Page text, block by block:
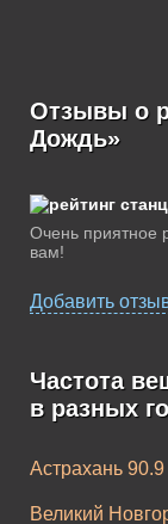
Отзывы о
Дождь»
Очень приятное
вам!
Добавить
Частота
в разных
Астрахань 90.9
Великий